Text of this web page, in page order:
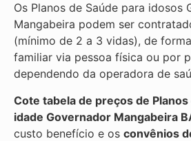
Os Planos de Saúde para idosos
Mangabeira podem ser
(mínimo de 2 a 3 vidas), de
familiar via pessoa física ou por
dependendo da operadora de
Cote tabela de preços de Planos
idade Governador Mangabeira
custo benefício e os convênios